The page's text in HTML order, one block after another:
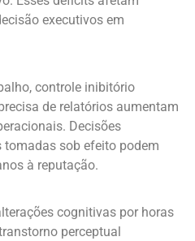
executivos em
controle inibitório
de relatórios aumentam
Decisões
sob efeito podem
à reputação.
cognitivas por horas
perceptual